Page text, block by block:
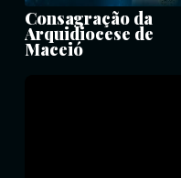
Consagração da
Arquidiocese de
Maceió